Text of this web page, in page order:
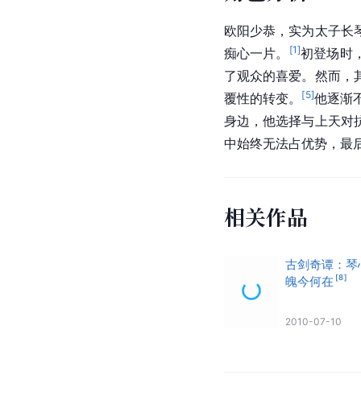
欧阳少恭，实为太子长
痴心一片。
[1]初登场时
了观众的喜爱。然而，
覆性的转变。
[5]他逐渐
身边，他选择与上天对
中始终无法占优势，最
相关作品
古剑奇谭：琴
魄今何在 [8]
2010-07-10